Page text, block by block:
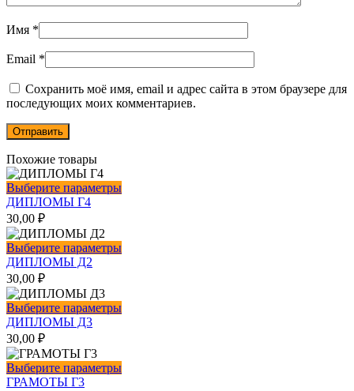
Имя *
Email *
Сохранить моё имя, email и адрес сайта в этом браузере для
последующих моих комментариев.
Похожие товары
Выберите параметрыЭтот
вариаций.
Опции
на
странице
ДИПЛОМЫ Г4
30,00 ₽
Выберите параметрыЭтот
вариаций.
Опции
на
странице
ДИПЛОМЫ Д2
30,00 ₽
Выберите параметрыЭтот
вариаций.
Опции
ДИПЛОМЫ Д3
30,00 ₽
Выберите параметрыЭтот
ГРАМОТЫ Г3